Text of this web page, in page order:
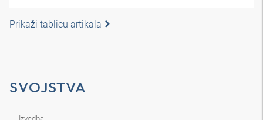
Prikaži tablicu artikala
SVOJSTVA